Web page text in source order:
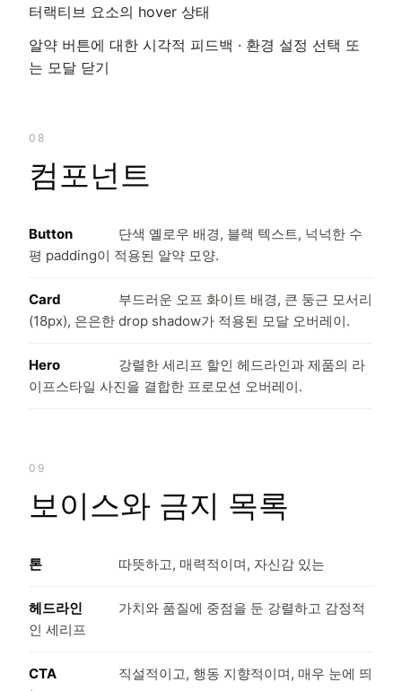
터랙티브 요소의 hover 상태
알약 버튼에 대한 시각적 피드백 · 환경 설정 선택 또
는 모달 닫기
08
컴포넌트
Button
단색 옐로우 배경, 블랙 텍스트, 넉넉한 수
평 padding이 적용된 알약 모양.
Card
부드러운 오프 화이트 배경, 큰 둥근 모서리
(18px), 은은한 drop shadow가 적용된 모달 오버레이.
Hero
강렬한 세리프 할인 헤드라인과 제품의 라
이프스타일 사진을 결합한 프로모션 오버레이.
09
보이스와 금지 목록
톤 따뜻하고, 매력적이며, 자신감 있는
헤드라인
가치와 품질에 중점을 둔 강렬하고 감정적
인 세리프
CTA
직설적이고, 행동 지향적이며, 매우 눈에 띄